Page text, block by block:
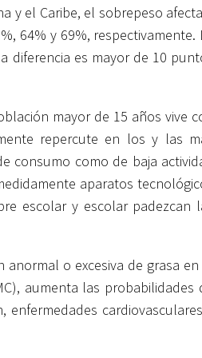
y el Caribe, el sobrepeso
64% y 69%, respectivamente.
diferencia es mayor de 10
mayor de 15 años vive
repercute en los y las
consumo como de baja
aparatos
escolar y escolar padezcan
o excesiva de grasa
aumenta las probabilidades
enfermedades